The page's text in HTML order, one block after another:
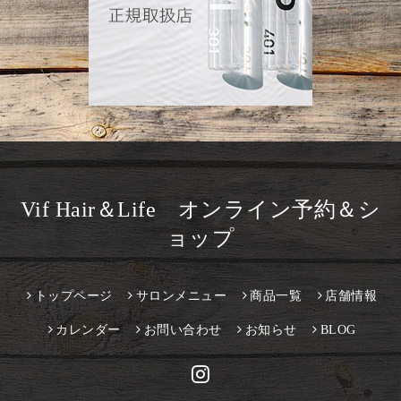
Vif Hair＆Life オンライン予約＆シ
ョップ
トップページ サロンメニュー 商品一覧 店舗情報
カレンダー お問い合わせ お知らせ BLOG